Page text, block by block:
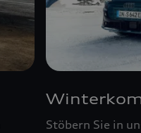
Stöbern Sie in